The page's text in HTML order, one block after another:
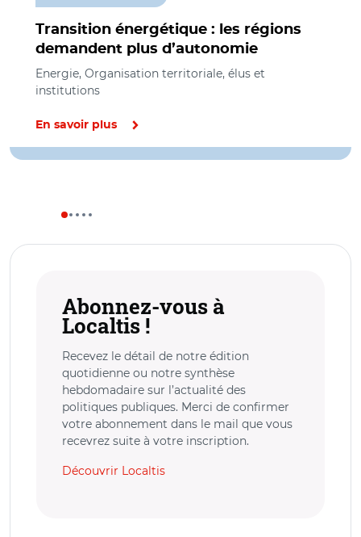
Transition énergétique : les régions
demandent plus d’autonomie
Energie, Organisation territoriale, élus et
institutions
En savoir plus
Abonnez-vous à
Localtis !
Recevez le détail de notre édition
quotidienne ou notre synthèse
hebdomadaire sur l’actualité des
politiques publiques. Merci de confirmer
votre abonnement dans le mail que vous
recevrez suite à votre inscription.
Découvrir Localtis